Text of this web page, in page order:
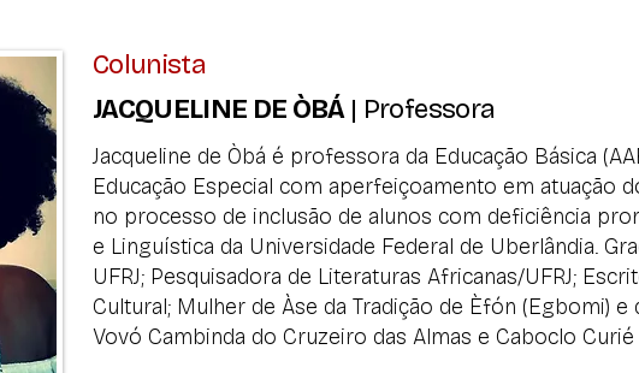
Colunista
JACQUELINE DE ÒBÁ | Professora
Jacqueline de Òbá é professora da Educação Básica
Educação Especial com aperfeiçoamento em atuação
no processo de inclusão de alunos com deficiência
e Linguística da Universidade Federal de Uberlândia.
UFRJ; Pesquisadora de Literaturas Africanas/UFRJ;
Cultural; Mulher de Àse da Tradição de Èfón (Egbomi)
Vovó Cambinda do Cruzeiro das Almas e Caboclo Curié